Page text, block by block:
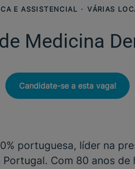
E ASSISTENCIAL · VÁRIAS
Medicina
Candidate-se a esta vaga!
portuguesa, líder na
Com 80 anos de